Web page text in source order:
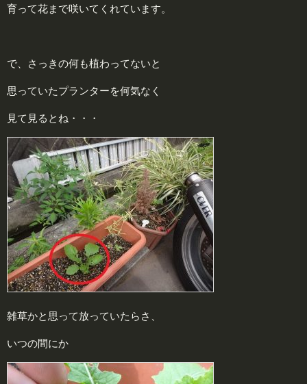
育って花まで咲いてくれています。
で、さっきの何も植わってないと
思っていたプランターを何気なく
見て見るとね・・・
雑草かと思って放っていたらさ、
いつの間にか